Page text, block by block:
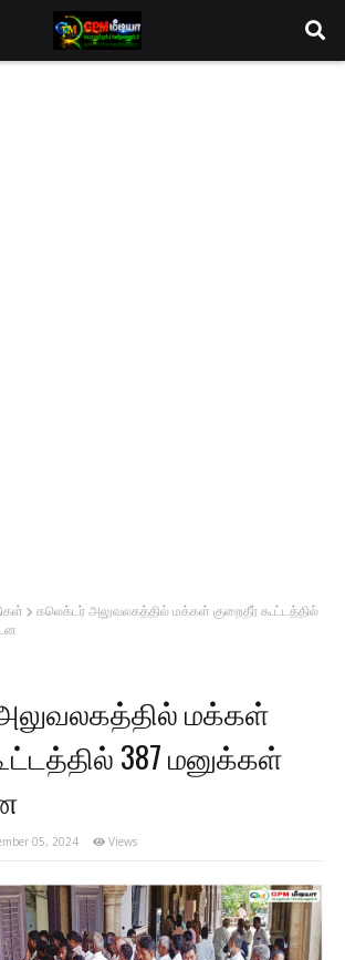
கலெக்டர் அலுவலகத்தில் மக்கள் குறைதீர் கூட்டத்தில்
மக்கள்
387 மனுக்கள்
05, 2024 Views